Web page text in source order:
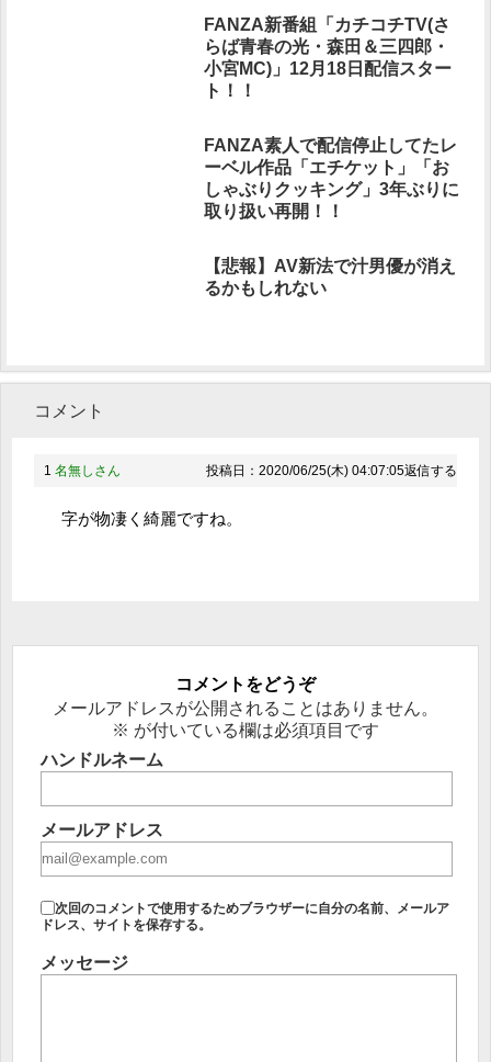
FANZA新番組「カチコチTV(さ
らば青春の光・森田＆三四郎・
小宮MC)」12月18日配信スター
ト！！
FANZA素人で配信停止してたレ
ーベル作品「エチケット」「お
しゃぶりクッキング」3年ぶりに
取り扱い再開！！
【悲報】AV新法で汁男優が消え
るかもしれない
コメント
1 名無しさん 投稿日：2020/06/25(木) 04:07:05返信する
字が物凄く綺麗ですね。
コメントをどうぞ
メールアドレスが公開されることはありません。
※ が付いている欄は必須項目です
ハンドルネーム
メールアドレス
次回のコメントで使用するためブラウザーに自分の名前、メールア
ドレス、サイトを保存する。
メッセージ